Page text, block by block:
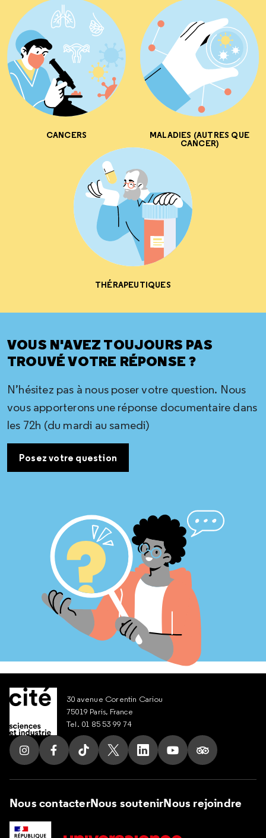
CANCERS MALADIES (AUTRES QUE
CANCER)
THÉRAPEUTIQUES
VOUS N'AVEZ TOUJOURS PAS
TROUVÉ VOTRE RÉPONSE ?
N’hésitez pas à nous poser votre question. Nous
vous apporterons une réponse documentaire dans
les 72h (du mardi au samedi)
Posez votre question
30 avenue Corentin Cariou
75019 Paris, France
Tel. 01 85 53 99 74
Suivez nous sur Instagram
Suivez nous sur Facebook
Suivez nous sur Tik Tok
Suivez nous sur X
Suivez nous sur LinkedIn
Suivez nous sur
Suivez nous
Nous contacterNous soutenirNous rejoindre